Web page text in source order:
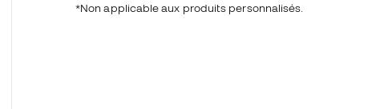
*Non applicable aux produits personnalisés.